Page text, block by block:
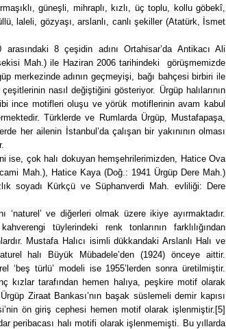
güneşli, mihraplı, kızlı, üç toplu, kollu göbekî,
laleli, gözyaşı, arslanlı, canlı şekiller (Atatürk, İsmet
8 çeşidin adını Ortahisar’da Antikacı Ali
Mah.) ile Haziran 2006 tarihindeki görüşmemizde
merkezinde adının geçmeyişi, bağı bahçesi birbiri ile
nasıl değiştiğini gösteriyor. Ürgüp halılarının
ince motifleri oluşu ve yörük motiflerinin avam kabul
Türklerde ve Rumlarda Ürgüp, Mustafapaşa,
her ailenin İstanbul’da çalışan bir yakınının olması
ise, çok halı dokuyan hemşehrilerimizden, Hatice Ova
Mah.), Hatice Kaya (Doğ.: 1941 Ürgüp Dere Mah.)
soyadı Kürkçü ve Süphanverdi Mah. evliliği: Dere
‘naturel’ ve diğerleri olmak üzere ikiye ayırmaktadır.
tüylerindeki renk tonlarının farklılığından
Mustafa Halıcı isimli dükkandaki Arslanlı Halı ve
halı Büyük Mübadele’den (1924) önceye aittir.
‘beş türlü’ modeli ise 1955’lerden sonra üretilmiştir.
kızlar tarafından hemen halıya, peşkire motif olarak
Ziraat Bankası’nın başak süslemeli demir kapısı
ön giriş cephesi hemen motif olarak işlenmiştir.[5]
peribacası halı motifi olarak işlenmemişti. Bu yıllarda